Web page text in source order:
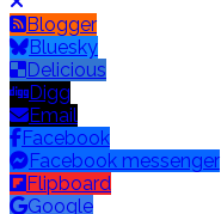
Blogger
Bluesky
Delicious
Digg
Email
Facebook
Facebook messenger
Flipboard
Google